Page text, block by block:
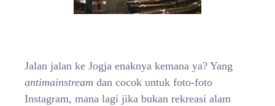
Jalan jalan ke Jogja enaknya kemana ya? Yang
antimainstream dan cocok untuk foto-foto
Instagram, mana lagi jika bukan rekreasi alam